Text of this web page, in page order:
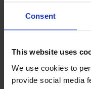
Consent
This website uses
We use cookies to
provide social media
Για τους σύγχρονους
Υπάρχουν πολλοί
τους αριθμούς και το
της διάρκειας ζωής